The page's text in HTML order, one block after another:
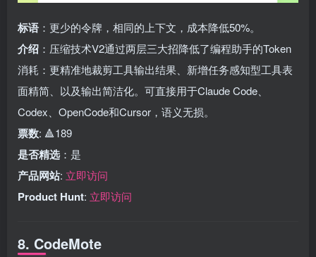
标语 ：更少的令牌，相同的上下文，成本降低50%。
介绍 ：压缩技术V2通过两层三大招降低了编程助手的Token
消耗：更精准地裁剪工具输出结果、新增任务感知型工具表
面精简、以及输出简洁化。可直接用于Claude Code、
Codex、OpenCode和Cursor，语义无损。
票数: 🔺189
是否精选 ：是
产品网站: 立即访问
Product Hunt: 立即访问
8. CodeMote